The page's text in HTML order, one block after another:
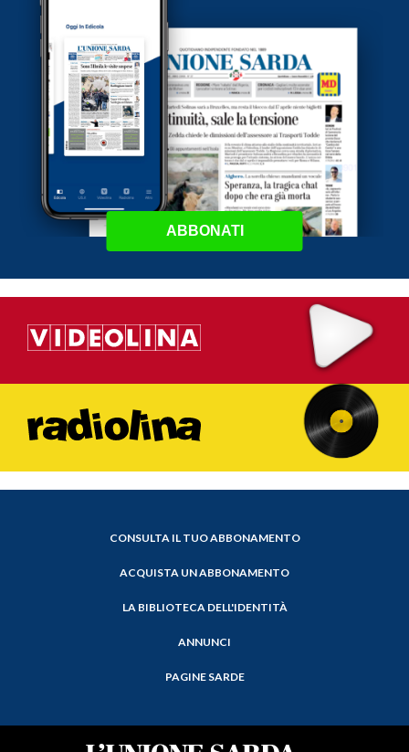
ABBONATI
CONSULTA IL TUO ABBONAMENTO
ACQUISTA UN ABBONAMENTO
LA BIBLIOTECA DELL'IDENTITÀ
ANNUNCI
PAGINE SARDE